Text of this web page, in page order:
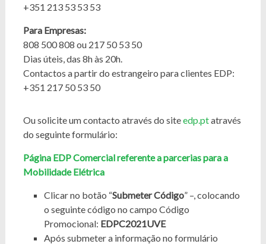
+351 213 53 53 53
Para Empresas:
808 500 808 ou 217 50 53 50
Dias úteis, das 8h às 20h.
Contactos a partir do estrangeiro para clientes EDP:
+351 217 50 53 50
Ou solicite um contacto através do siteedp.ptatravés
do seguinte formulário:
Página EDP Comercial referente a parcerias para a
Mobilidade Elétrica
Clicar no botão “Submeter Código” –, colocando
o seguinte código no campo Código
Promocional: EDPC2021UVE
Após submeter a informação no formulário